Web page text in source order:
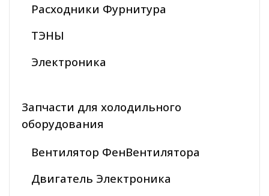
Расходники Фурнитура
ТЭНЫ
Электроника
Запчасти для холодильного
оборудования
Вентилятор ФенВентилятора
Двигатель Электроника